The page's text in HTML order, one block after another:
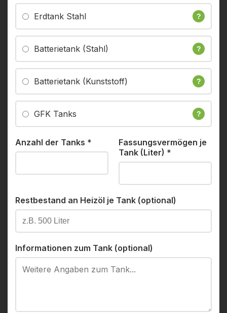
Erdtank Stahl ?
Batterietank (Stahl) ?
Batterietank (Kunststoff) ?
GFK Tanks ?
Anzahl der Tanks *
Fassungsvermögen je
Tank (Liter) *
Restbestand an Heizöl je Tank (optional)
Informationen zum Tank (optional)